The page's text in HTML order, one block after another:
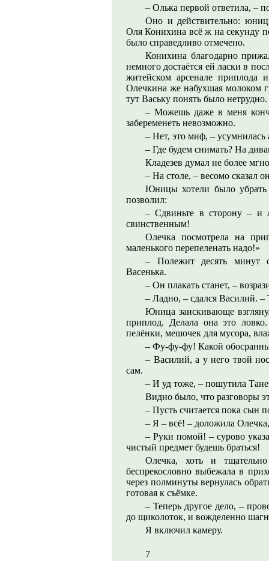
– Олька первой ответила, –
Оно и действительно:
Оля Конихина всё ж на секунду
было справедливо отмечено.
Конихина благодарно
немного достаётся ей ласки в
житейском арсенале приплода
Олечкина же набухшая молоком
тут Ваську понять было нетрудно.
– Можешь даже в меня
забеременеть невозможно.
– Нет, это миф, – усумнилась
– Где будем снимать? На
Кладезев думал не более
– На столе, – весомо сказал
Юницы хотели было
позволил:
– Сдвиньте в сторону – и
свинственным!
Олечка посмотрела на
маленького перепеленать надо!»
– Полежит десять минут
Васенька.
– Он плакать станет, –
– Ладно, – сдался Василий. –
Юница заискивающе
приплод. Делала она это
пелёнки, мешочек для мусора,
– Фу-фу-фу! Какой
– Василий, а у него твой
сам.
– И уд тоже, – пошутила
Видно было, что разговоры
– Пусть считается пока сын
– Я – всё! – доложила
– Руки помой! – сурово
чистый предмет будешь браться!
Олечка, хоть и
беспрекословно выбежала в
через полминуты вернулась
готовая к съёмке.
– Теперь другое дело, –
до щиколоток, и вожделенно
Я включил камеру.
7